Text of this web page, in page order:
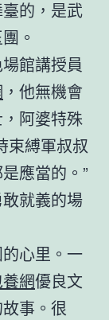
的，是武
。
館講授員
，他無機會
阿婆特殊
束縛軍叔叔
應當的。”
就義的場
心里。一
網優良文
事。很